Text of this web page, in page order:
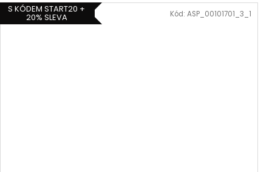
S KÓDEM START20 +
20% SLEVA Kód: ASP_00101701_3_1